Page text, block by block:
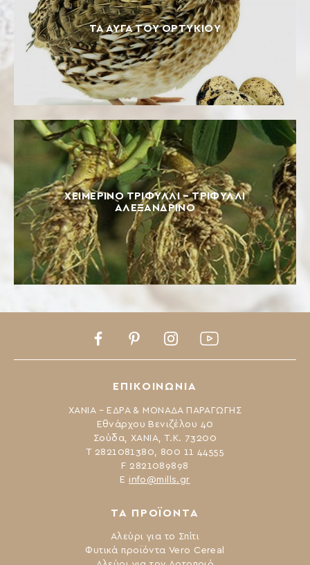
ΤΑ ΑΥΓΆ ΤΟΥ ΟΡΤΥΚΙΟΎ
ΧΕΙΜΕΡΙΝΌ ΤΡΙΦΎΛΛΙ – ΤΡΙΦΎΛΛΙ
ΑΛΕΞΑΝΔΡΙΝΌ
ΤΑ ΠΡΟΪΟΝΤΑ
Αλεύρι για το Σπίτι
Φυτικά προϊόντα Vero Cereal
ΕΠΙΚΟΙΝΩΝΙΑ
ΧΑΝΙΑ – ΕΔΡΑ & ΜΟΝΑΔΑ ΠΑΡΑΓΩΓΗΣ
Εθνάρχου Βενιζέλου 40
Σούδα, ΧΑΝΙΑ, Τ.Κ. 73200
Τ 2821081380, 800 11 44555
F 2821089898
Ε info@mills.gr
FacebookPinterestInstagramYoutube